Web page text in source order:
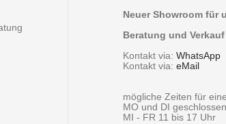
Neuer Showroom für
Beratung und
Kontakt via: WhatsApp
Kontakt via: eMail
mögliche Zeiten für
MO und DI geschlossen
MI - FR 11 bis 17 Uhr